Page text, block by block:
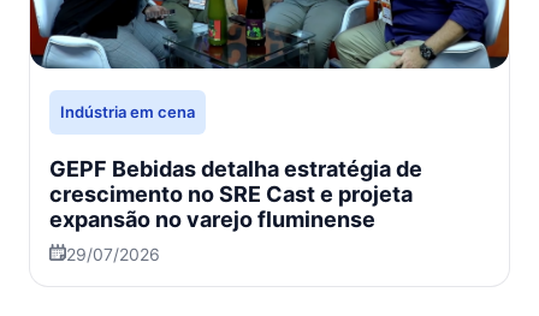
Indústria em cena
GEPF Bebidas detalha estratégia de
crescimento no SRE Cast e projeta
expansão no varejo fluminense
29/07/2026